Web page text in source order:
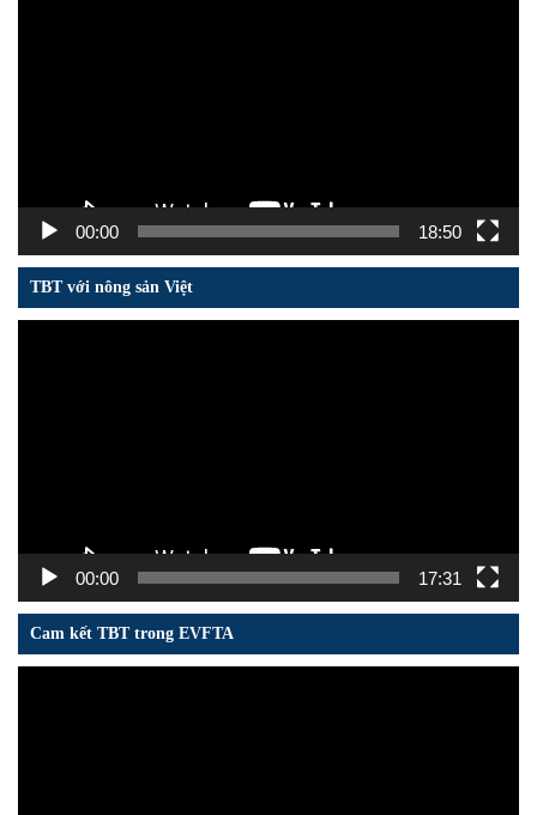
00:00 18:50
TBT với nông sản Việt
00:00 17:31
Cam kết TBT trong EVFTA